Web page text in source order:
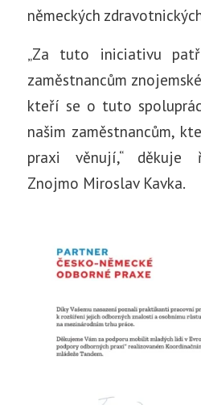
německých
„Za tuto iniciativu
zaměstnancům
kteří se o tuto
našim zaměstnancům,
praxi věnují,“ děkuje
Znojmo Miroslav Kavka.